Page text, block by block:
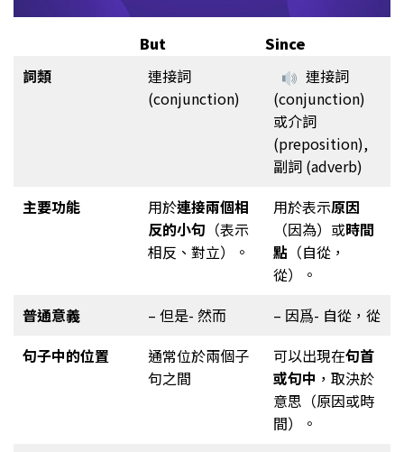
But
Since
詞類
連接詞
(conjunction)
連接詞
(conjunction)
或介詞
(preposition),
副詞 (adverb)
主要功能
用於連接兩個相
反的小句 （表示
相反、對立）。
用於表示原因
（因為）或時間
點 （自從，
從）。
普通意義
– 但是- 然而
– 因爲- 自從，從
句子中的位置
通常位於兩個子
句之間
可以出現在句首
或句中 ，取決於
意思（原因或時
間）。